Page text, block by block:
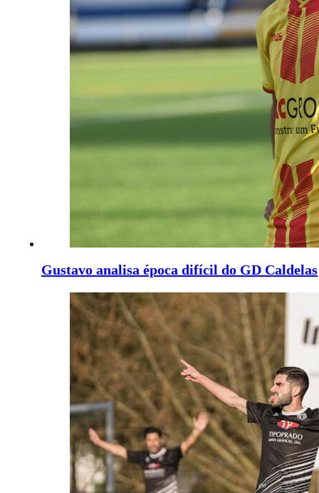
Gustavo analisa época difícil do GD Caldelas